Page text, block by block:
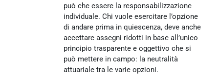
può che essere la responsabilizzazione
individuale. Chi vuole esercitare l’opzione
di andare prima in quiescenza, deve anche
accettare assegni ridotti in base all’unico
principio trasparente e oggettivo che si
può mettere in campo: la neutralità
attuariale tra le varie opzioni.